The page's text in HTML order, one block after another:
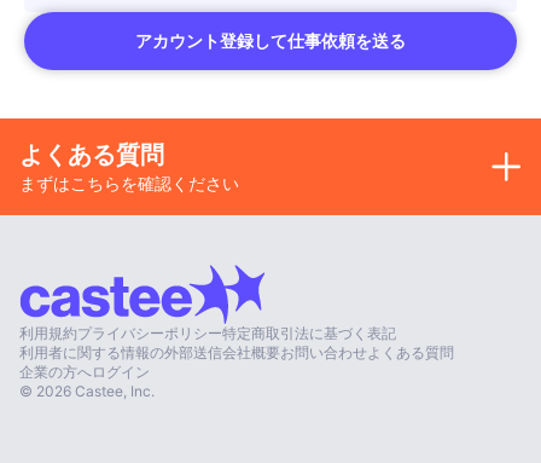
このアカウントを通じて、
様々な人と『 箏×○○○でショート動画 』
ワクワクするコラボお待ちしてます〜！
━━━━━━━ ∙ʚ🐈‍⬛ɞ∙ ━━━━━━━
Feel free to follow along and let's enjoy the beauty of Japanese culture t
ogether!
If you're excited about collaborations,
Don't hesitate to DM me anytime.
Thank you for coming to this account!
アカウント登録して仕事依頼を送る
よくある質問
まずはこちらを確認ください
利用規約プライバシーポリシー特定商取引法に基づく表記
利用者に関する情報の外部送信会社概要お問い合わせ よくある質問
企業の方へログイン
© 2026 Castee, Inc.